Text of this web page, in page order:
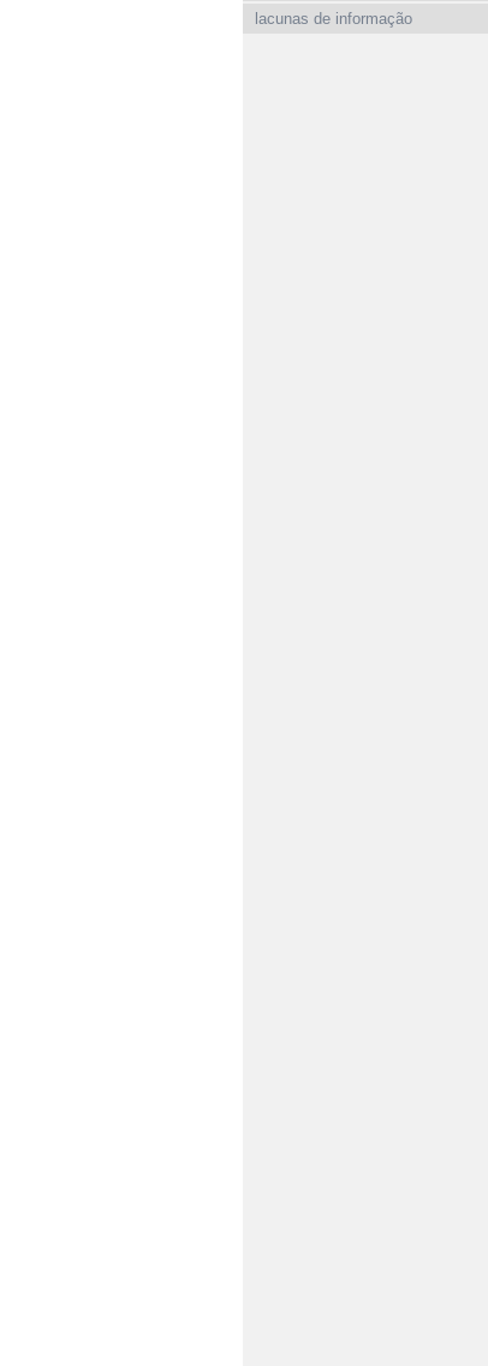
lacunas de informação